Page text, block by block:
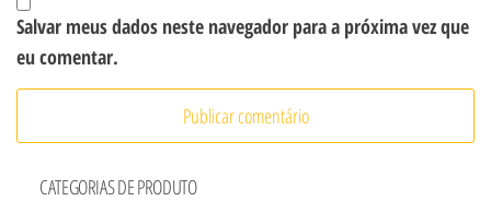
Salvar meus dados neste navegador para a próxima vez que
eu comentar.
CATEGORIAS DE PRODUTO